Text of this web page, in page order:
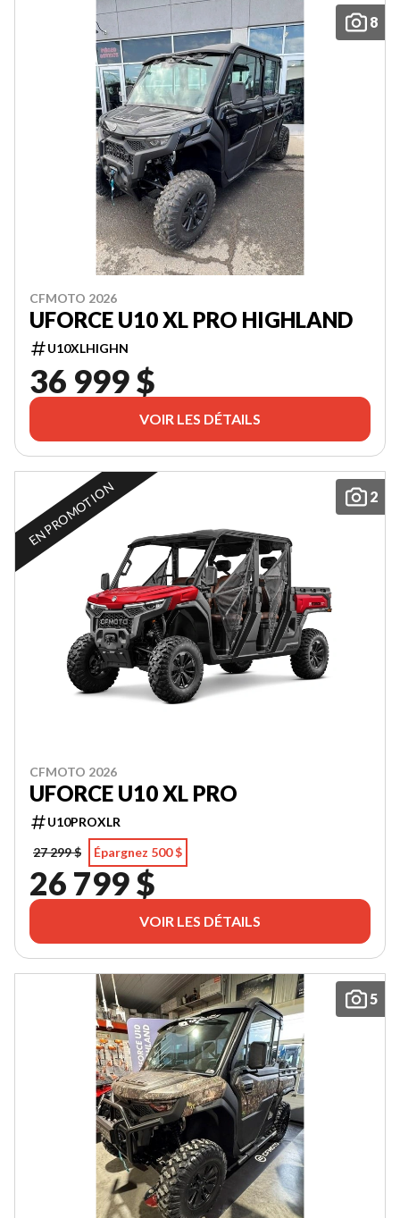
8
CFMOTO 2026
UFORCE U10 XL PRO HIGHLAND
U10XLHIGHN
36 999 $
VOIR LES DÉTAILS
2
EN PROMOTION
CFMOTO 2026
UFORCE U10 XL PRO
U10PROXLR
27 299 $
Épargnez 500 $
26 799 $
VOIR LES DÉTAILS
5